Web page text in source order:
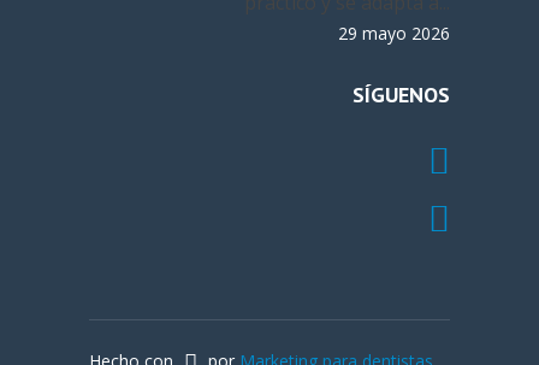
29 mayo 2026
SÍGUENOS